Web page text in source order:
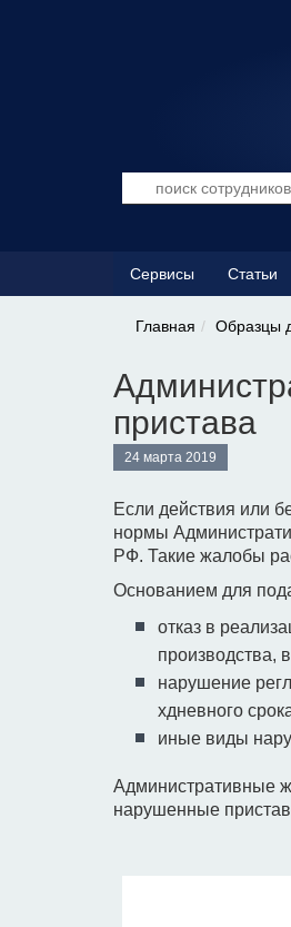
Сервисы Статьи
Главная Образцы
пристава
24 марта 2019
Если действия или
нормы
РФ. Такие жалобы
Основанием для
отказ в
производства,
нарушение
хдневного
иные виды
Административные
нарушенные